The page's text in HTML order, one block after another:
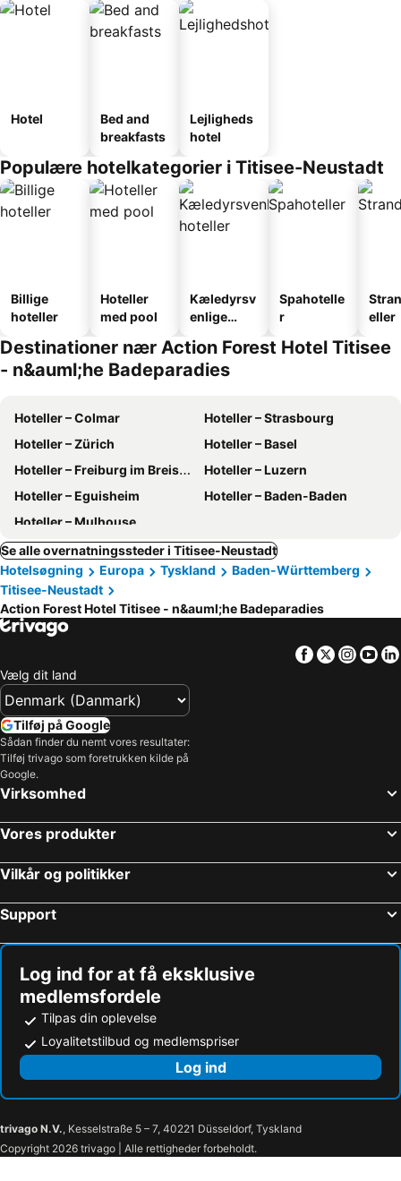
Hotel
Bed and
breakfasts
Lejligheds
hotel
Populære hotelkategorier i Titisee-Neustadt
Billige
hoteller
Hoteller
med pool
Kæledyrsv
enlige
Spahotelle
r
eller
Destinationer nær Action Forest Hotel Titisee
- n&auml;he Badeparadies
Hoteller – Colmar
Hoteller – Strasbourg
Hoteller – Zürich
Hoteller – Basel
Hoteller – Freiburg im Breisgau
Hoteller – Luzern
Hoteller – Eguisheim
Hoteller – Baden-Baden
Hoteller – Mulhouse
Se alle overnatningssteder i Titisee-Neustadt
Hotelsøgning
Europa Tyskland
Baden-Württemberg
Titisee-Neustadt
Action Forest Hotel Titisee - n&auml;he Badeparadies
Facebook
Twitter
Vælg dit land
Tilføj på Google
Sådan finder du nemt vores resultater:
Tilføj trivago som foretrukken kilde på
Google.
Virksomhed
Vores produkter
Vilkår og politikker
Support
Log ind for at få eksklusive
medlemsfordele
Tilpas din oplevelse
Loyalitetstilbud og medlemspriser
Log ind
trivago N.V., Kesselstraße 5 – 7, 40221 Düsseldorf, Tyskland
Copyright 2026 trivago | Alle rettigheder forbeholdt.